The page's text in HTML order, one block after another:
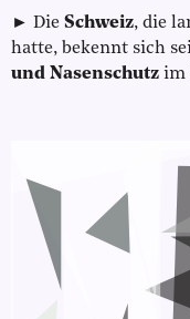
► Die Schweiz, die
hatte, bekennt sich
und Nasenschutz im